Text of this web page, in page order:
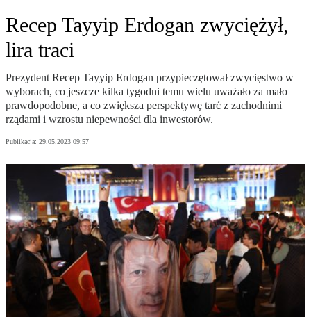
Recep Tayyip Erdogan zwyciężył,
lira traci
Prezydent Recep Tayyip Erdogan przypieczętował zwycięstwo w
wyborach, co jeszcze kilka tygodni temu wielu uważało za mało
prawdopodobne, a co zwiększa perspektywę tarć z zachodnimi
rządami i wzrostu niepewności dla inwestorów.
Publikacja: 29.05.2023 09:57